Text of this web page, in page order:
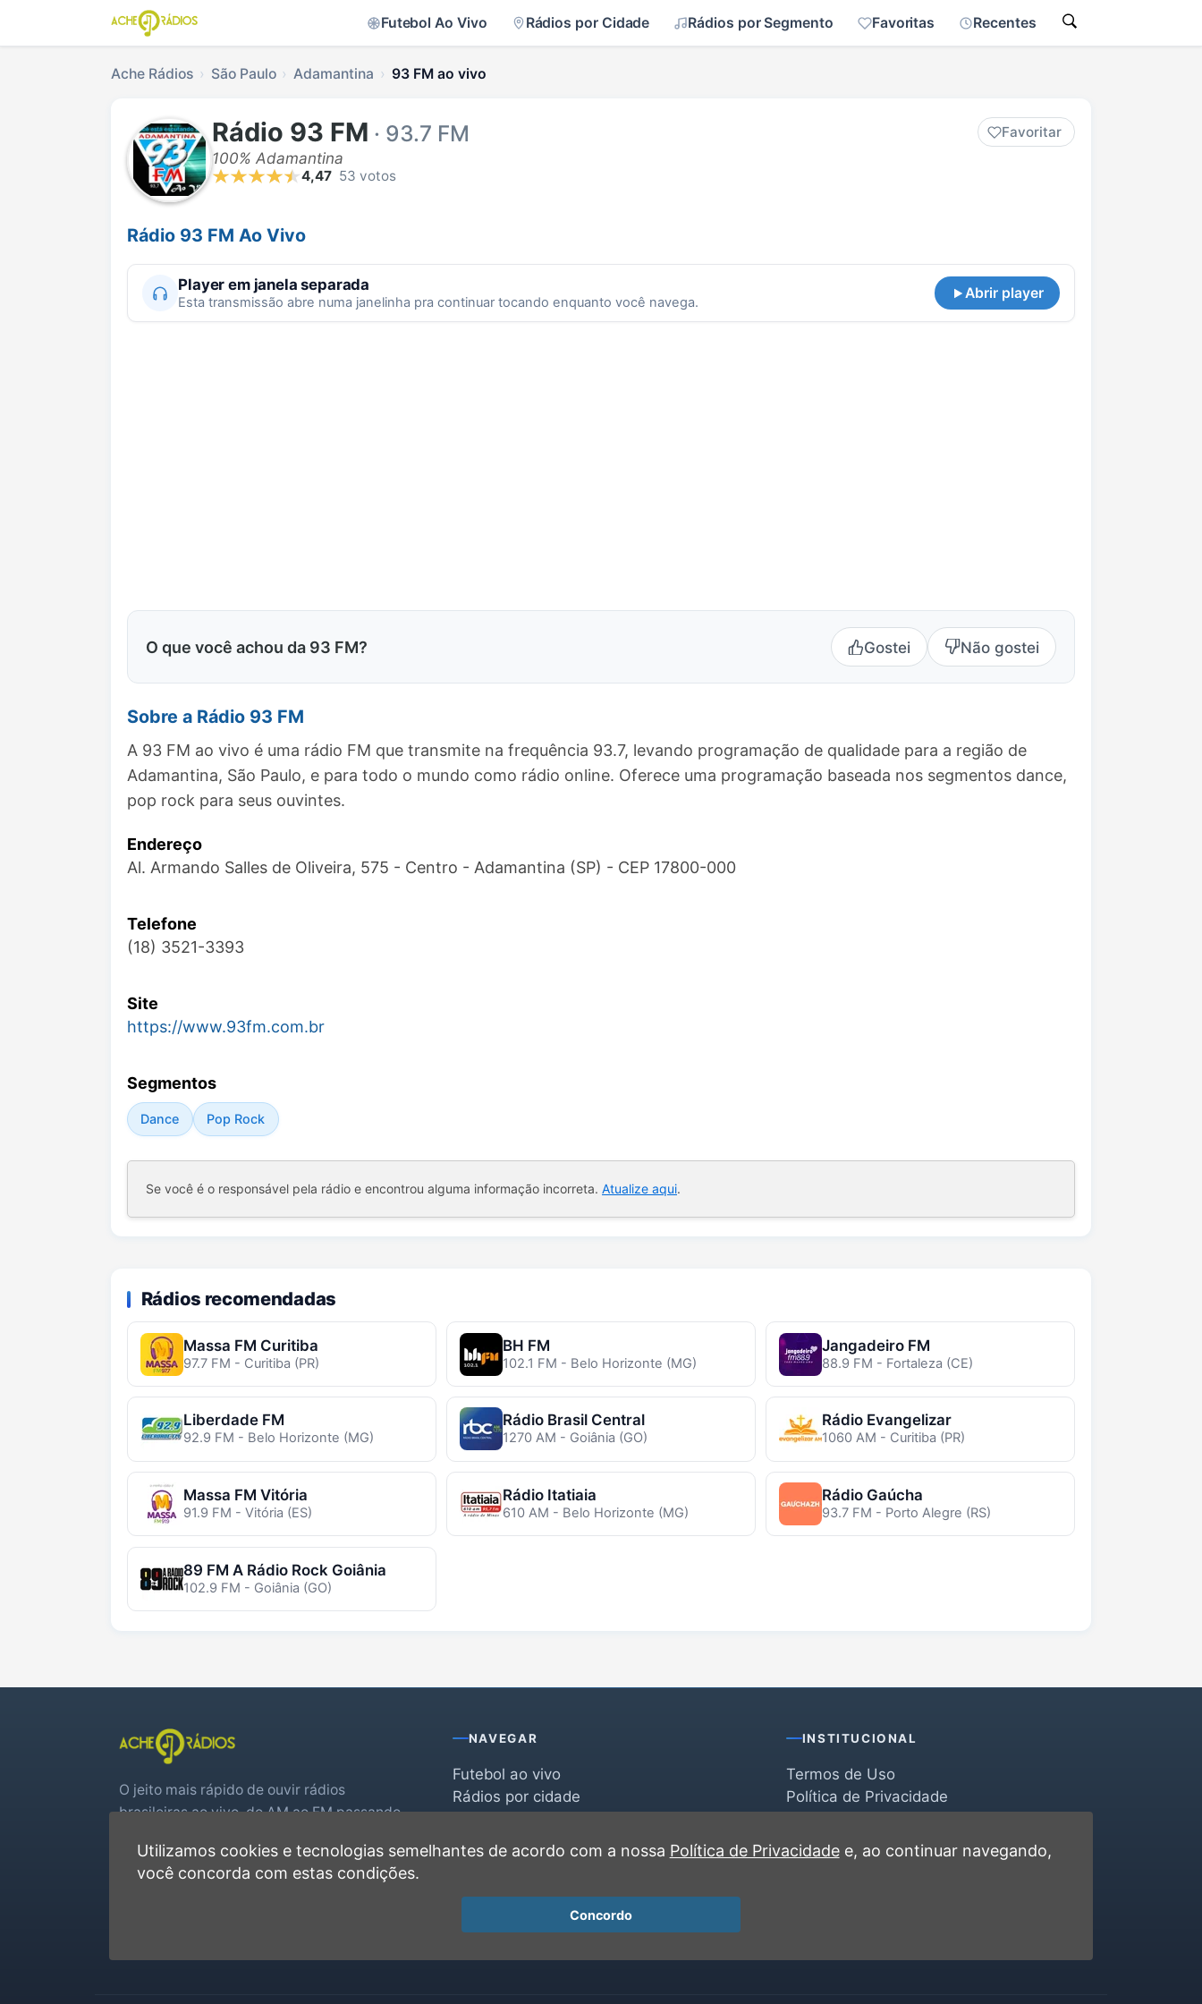
Futebol Ao Vivo Rádios por Cidade Rádios por Segmento Favoritas Recentes
Ache Rádios São Paulo Adamantina 93 FM ao vivo
Rádio 93 FM · 93.7 FM
100% Adamantina
Favoritar
4,47 53 votos
Rádio 93 FM Ao Vivo
Player em janela separada
Esta transmissão abre numa janelinha pra continuar tocando enquanto você navega.
Abrir player
O que você achou da 93 FM? Gostei Não gostei
Sobre a Rádio 93 FM
A 93 FM ao vivo é uma rádio FM que transmite na frequência 93.7, levando programação de qualidade para a região de
Adamantina, São Paulo, e para todo o mundo como rádio online. Oferece uma programação baseada nos segmentos dance,
pop rock para seus ouvintes.
Endereço
Al. Armando Salles de Oliveira, 575 - Centro - Adamantina (SP) - CEP 17800-000
Telefone
(18) 3521-3393
Site
https://www.93fm.com.br
Segmentos
Dance Pop Rock
Se você é o responsável pela rádio e encontrou alguma informação incorreta. Atualize aqui.
Rádios recomendadas
Massa FM Curitiba
97.7 FM - Curitiba (PR)
BH FM
102.1 FM - Belo Horizonte (MG)
Jangadeiro FM
88.9 FM - Fortaleza (CE)
Liberdade FM
92.9 FM - Belo Horizonte (MG)
Rádio Brasil Central
1270 AM - Goiânia (GO)
Rádio Evangelizar
1060 AM - Curitiba (PR)
Massa FM Vitória
91.9 FM - Vitória (ES)
Rádio Itatiaia
610 AM - Belo Horizonte (MG)
Rádio Gaúcha
93.7 FM - Porto Alegre (RS)
89 FM A Rádio Rock Goiânia
102.9 FM - Goiânia (GO)
O jeito mais rápido de ouvir rádios
brasileiras ao vivo, do AM ao FM passando
real.
NAVEGAR
Futebol ao vivo
Rádios por cidade
Favoritas
INSTITUCIONAL
Termos de Uso
Política de Privacidade
Contato
Utilizamos cookies e tecnologias semelhantes de acordo com a nossa Política de Privacidadee, ao continuar navegando,
você concorda com estas condições.
Concordo